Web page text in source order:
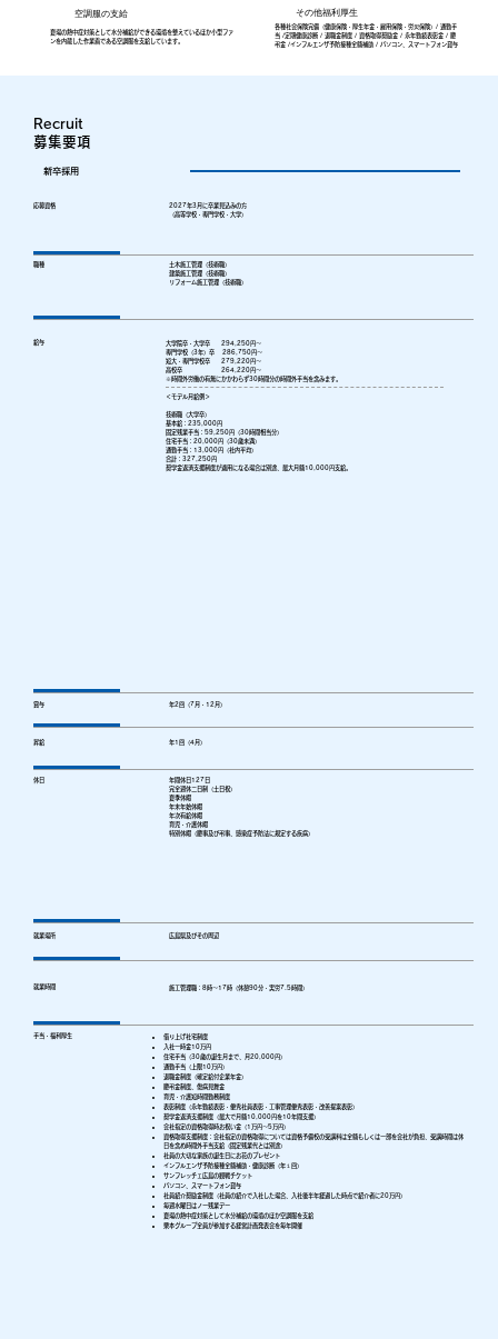
空調服の支給
夏場の熱中症対策として水分補給ができる環境を整えているほか小型ファ
ンを内蔵した作業着である空調服を支給しています。
その他福利厚生
各種社会保険完備（健康保険・厚生年金・雇用保険・労災保険）/ 通勤手
当 /定期健康診断 / 退職金制度 / 資格取得奨励金 / 永年勤続表彰金 / 慶
弔金 /インフルエンザ予防接種全額補助 / パソコン、スマートフォン貸与
Recruit
​募集要項
新卒採用
2027年3月に卒業見込みの方
（高等学校・専門学校・大学）
応募資格
職種
土木施工管理（技術職）
建築施工管理（技術職）
​リフォーム施工管理（技術職）
給与
大学院卒・大学卒 294,250円～
専門学校（3年）卒 286,750円～
短大・専門学校卒 279,220円～
高校卒 264,220円～
※時間外労働の有無にかかわらず30時間分の時間外手当を含みます。
＜モデル月給例＞
技術職（大学卒）
基本給：235,000円
固定残業手当：59,250円（30時間相当分）
住宅手当：20,000円（30歳未満）
通勤手当：13,000円（社内平均）
合計：327,250円
奨学金返済支援制度が適用になる場合は別途、最大月額10,000円支給。
賞与 年2回（7月・12月）
昇給 年1回（4月）
休日
年間休日127日
完全週休二日制（土日祝）
夏季休暇
年末年始休暇
年次有給休暇
育児・介護休暇
特別休暇（慶事及び弔事、感染症予防法に規定する疾病）
就業場所 広島県及びその周辺
就業時間 施工管理職：8時～17時（休憩90分・実労7.5時間）
​借り上げ社宅制度
入社一時金10万円
住宅手当（30歳の誕生月まで、月20,000円）
通勤手当（上限10万円）
退職金制度（確定給付企業年金）
慶弔金制度、傷病見舞金
育児・介護短時間勤務制度
表彰制度（永年勤続表彰・優秀社員表彰・工事管理優秀表彰・改善提案表彰）
奨学金返済支援制度（最大で月額10,000円を10年間支援）
会社指定の資格取得時お祝い金（1万円～5万円）
資格取得支援制度：会社指定の資格取得については資格予備校の受講料は全額もしくは一部を会社が負担、受講時間は休
日を含め時間外手当支給（固定残業代とは別途）
社員の大切な家族の誕生日にお花のプレゼント
インフルエンザ予防接種全額補助・健康診断（年１回）
サンフレッチェ広島の観戦チケット
パソコン、スマートフォン貸与
社員紹介奨励金制度（社員の紹介で入社した場合、入社後半年経過した時点で紹介者に20万円）
毎週水曜日はノー残業デー
夏場の熱中症対策として水分補給の環境のほか空調服を支給
栗本グループ全員が参加する経営計画発表会を毎年開催
手当・福利厚生